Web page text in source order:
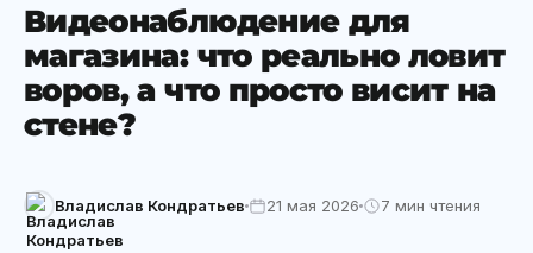
Видеонаблюдение для
магазина: что реально ловит
воров, а что просто висит на
стене?
Владислав Кондратьев 21 мая 2026 7 мин чтения